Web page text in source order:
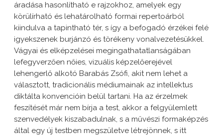
áradása hasonlítható e rajzokhoz, amelyek egy
körülírható és lehatárolható formai repertoárból
kiindulva a tapintható tér, s így a befogadó érzékei felé
igyekszenek burjánzó és törékeny vonalvezetésükkel.
Vágyai és elképzelései megingathatatlanságában
lefegyverzően nőies, vizuális képzelőerejével
lehengerlő alkotó Barabás Zsófi, akit nem lehet a
választott, tradicionális médiumainak az intellektus
diktálta konvencióin belül tartani. Ha az érzelmek
feszítését már nem bírja a test, akkor a felgyülemlett
szenvedélyek kiszabadulnak, s a művészi formaképzés
által egy új testben megszületve létrejönnek, s itt